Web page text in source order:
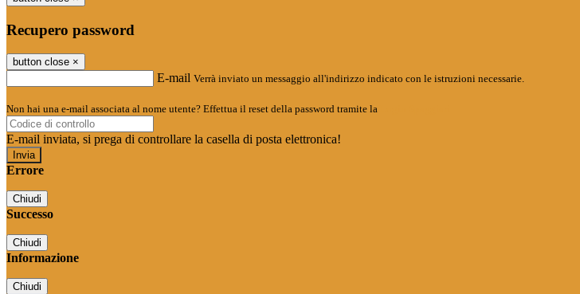
Recupero password
button close ×
E-mail Verrà inviato un messaggio all'indirizzo indicato con le istruzioni necessarie.
Non hai una e-mail associata al nome utente? Effettua il reset della password tramite la
E-mail inviata, si prega di controllare la casella di posta elettronica!
Errore
Chiudi
Successo
Chiudi
Informazione
Chiudi